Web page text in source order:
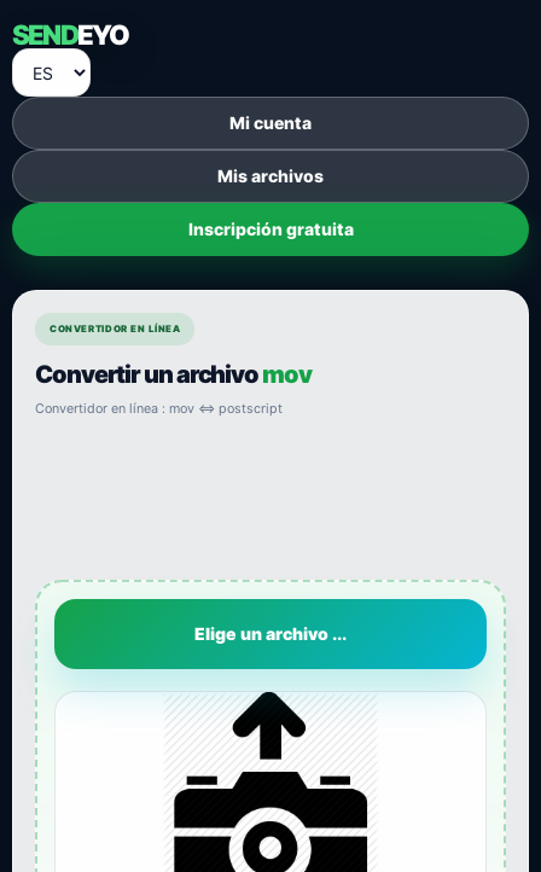
SENDEYO
Mi cuenta
Mis archivos
Inscripción gratuita
CONVERTIDOR EN LÍNEA
Convertir un archivomov
Convertidor en línea : mov ⇔ postscript
Elige un archivo ...